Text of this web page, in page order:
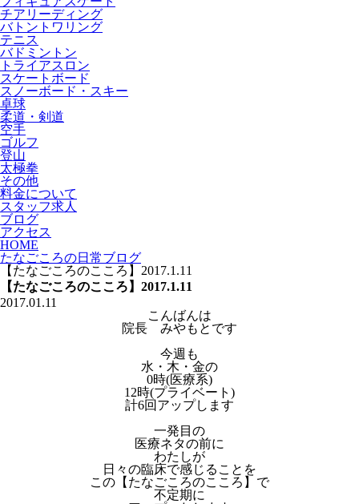
チアリーディング
バトントワリング
テニス
バドミントン
トライアスロン
スケートボード
スノーボード・スキー
卓球
柔道・剣道
空手
ゴルフ
登山
太極拳
その他
料金について
スタッフ求人
ブログ
アクセス
HOME
たなごころの日常ブログ
【たなごころのこころ】2017.1.11
【たなごころのこころ】2017.1.11
2017.01.11
こんばんは
院長 みやもとです
今週も
水・木・金の
0時(医療系)
12時(プライベート)
計6回アップします
一発目の
医療ネタの前に
わたしが
日々の臨床で感じることを
この【たなごころのこころ】で
不定期に